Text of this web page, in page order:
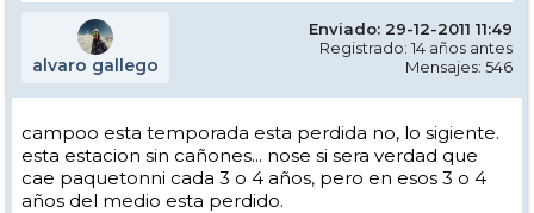
alvaro gallego
Enviado: 29-12-2011 11:49
Registrado: 14 años antes
Mensajes: 546
campoo esta temporada esta perdida no, lo sigiente.
esta estacion sin cañones... nose si sera verdad que
cae paquetonni cada 3 o 4 años, pero en esos 3 o 4
años del medio esta perdido.